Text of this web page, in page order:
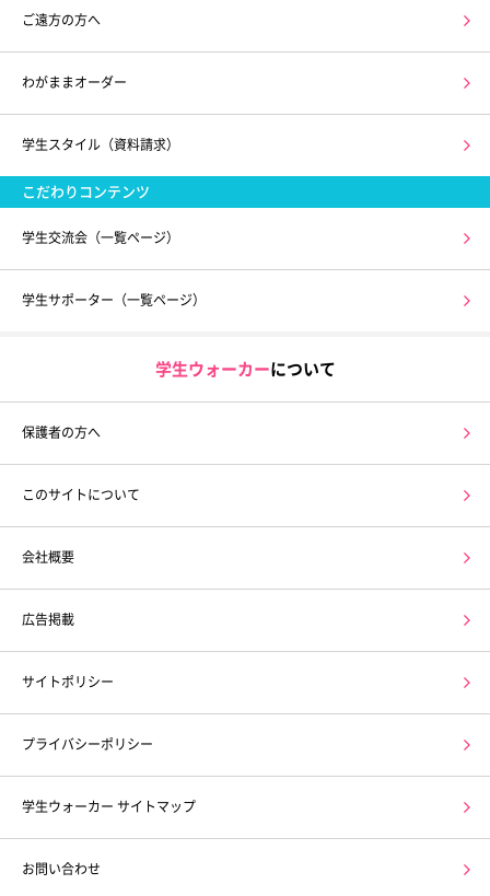
ご遠方の方へ
わがままオーダー
学生スタイル（資料請求）
こだわりコンテンツ
学生交流会（一覧ページ）
学生サポーター（一覧ページ）
学生ウォーカーについて
保護者の方へ
このサイトについて
会社概要
広告掲載
サイトポリシー
プライバシーポリシー
学生ウォーカー サイトマップ
お問い合わせ